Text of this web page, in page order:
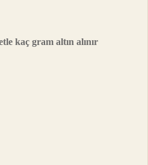
kaç gram altın alınır